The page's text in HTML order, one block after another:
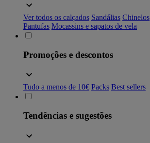
Ver todos os calçados Sandálias Chinelos
Pantufas Mocassins e sapatos de vela
Promoções e descontos
Tudo a menos de 10€ Packs Best sellers
Tendências e sugestões